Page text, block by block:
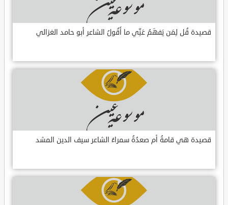
قصيدة قُل لِمَن يَفهَمُ عَنِّي ما أَقُولُ الشاعر أبو حامد الغزالي
قصيدة هي قامةُ أم صعدُةُ سمراءُ الشاعر سيف الدين المشد